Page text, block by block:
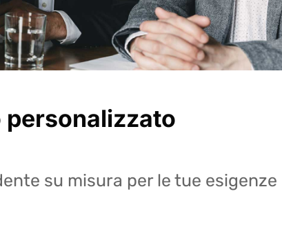
personalizzato
su misura per le tue esigenze